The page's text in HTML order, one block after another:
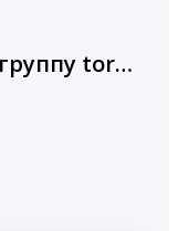
Перешли в новую группу toreent-games.net